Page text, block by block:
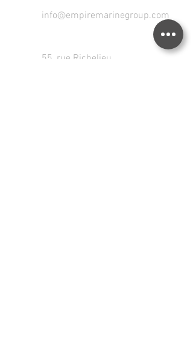
info@empiremarinegroup.com
55, rue Richelieu